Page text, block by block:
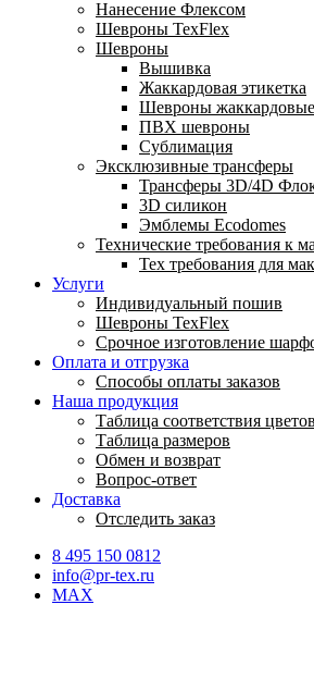
Нанесение Флексом
Шевроны TexFlex
Шевроны
Вышивка
Жаккардовая этикетка
Шевроны жаккардовые
ПВХ шевроны
Сублимация
Эксклюзивные трансферы
Трансферы 3D/4D
3D силикон
Эмблемы Ecodomes
Технические требования к
Тех требования для
Услуги
Индивидуальный пошив
Шевроны TexFlex
Срочное изготовление
Оплата и отгрузка
Способы оплаты заказов
Наша продукция
Таблица соответствия цветов
Таблица размеров
Обмен и возврат
Вопрос-ответ
Доставка
Отследить заказ
8 495 150 0812
info@pr-tex.ru
MAX